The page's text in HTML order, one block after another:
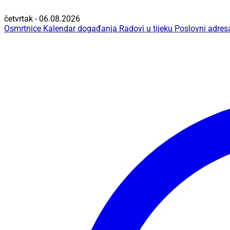
četvrtak - 06.08.2026
Osmrtnice Kalendar događanja Radovi u tijeku Poslovni